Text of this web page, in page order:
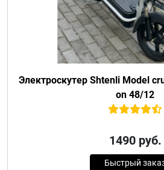
Электроскутер Shtenli Model
on 48/12
1490руб.
Быстрый